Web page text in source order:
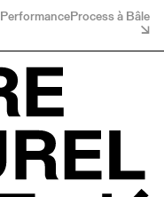
PerformanceProcess à Bâle